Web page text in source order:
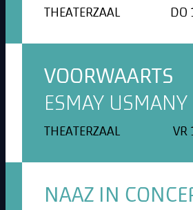
THEATERZAAL DO
VOORWAARTS
ESMAY USMANY
THEATERZAAL VR
NAAZ IN